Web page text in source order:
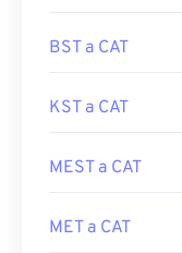
BST a CAT
KST a CAT
MEST a CAT
MET a CAT